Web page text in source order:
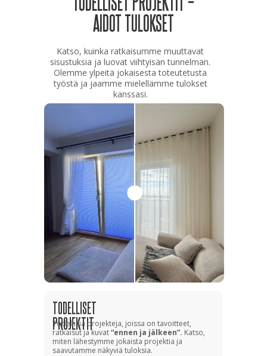
AIDOT TULOKSET
Katso, kuinka ratkaisumme muuttavat
sisustuksia ja luovat viihtyisän tunnelman.
Olemme ylpeitä jokaisesta toteutetusta
työstä ja jaamme mielellämme tulokset
kanssasi.
TODELLISET
PROJEKTIT
Todellisia projekteja, joissa on tavoitteet,
ratkaisut ja kuvat“ennen ja jälkeen”. Katso,
miten lähestymme jokaista projektia ja
saavutamme näkyviä tuloksia.